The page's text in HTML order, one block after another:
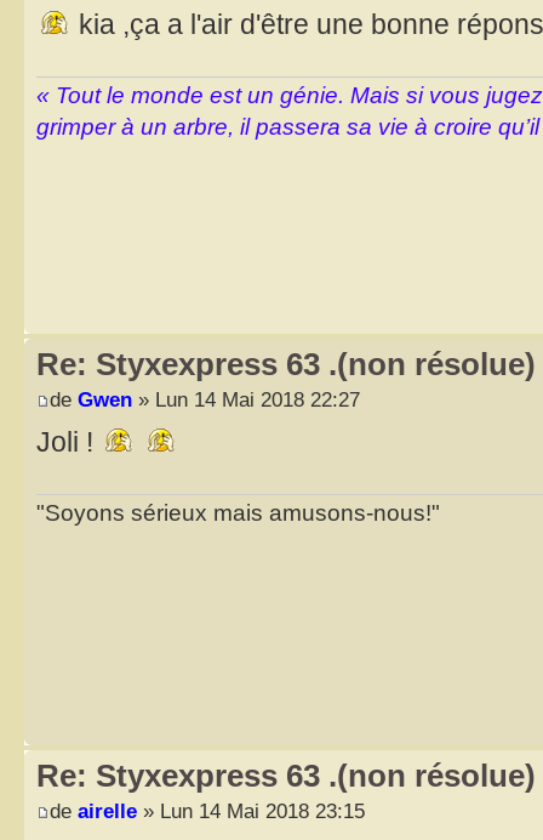
kia ,ça a l'air d'être une bonne
« Tout le monde est un génie. Mais si vous
grimper à un arbre, il passera sa vie à croire
Re: Styxexpress 63 .(non résolue)
de Gwen » Lun 14 Mai 2018 22:27
Joli !
"Soyons sérieux mais amusons-nous!"
Re: Styxexpress 63 .(non résolue)
de airelle » Lun 14 Mai 2018 23:15